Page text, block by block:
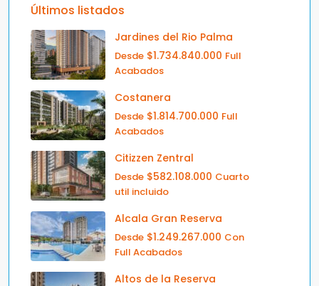
Últimos listados
Jardines del Rio Palma
Desde $1.734.840.000 Full
Acabados
Costanera
Desde $1.814.700.000 Full
Acabados
Citizzen Zentral
Desde $582.108.000 Cuarto
util incluido
Alcala Gran Reserva
Desde $1.249.267.000 Con
Full Acabados
Altos de la Reserva